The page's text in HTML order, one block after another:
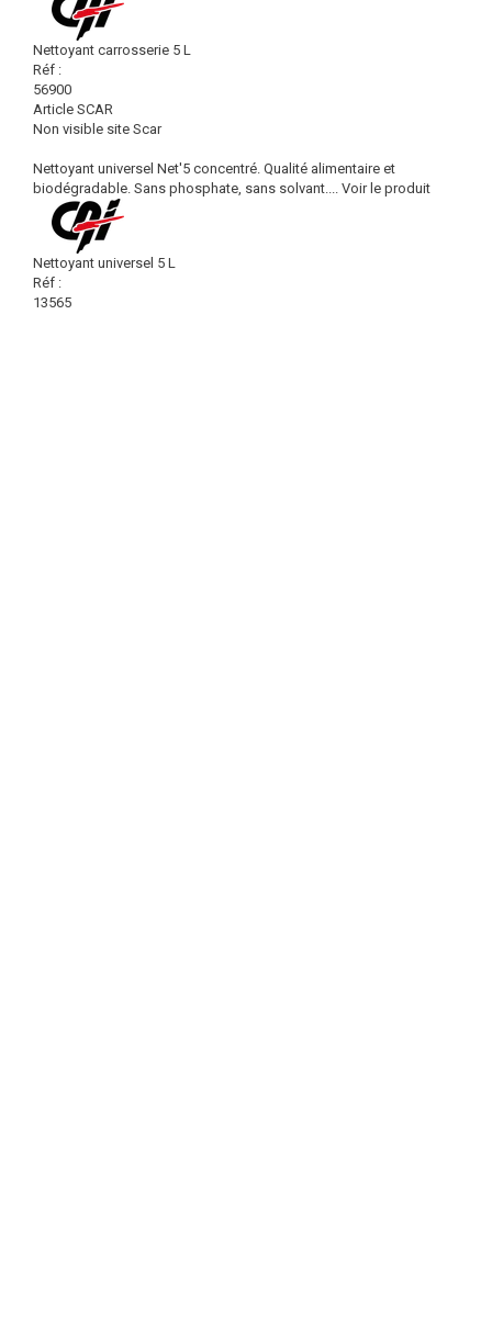
Nettoyant carrosserie 5 L
Réf :
56900
Article SCAR
Non visible site Scar
Nettoyant universel Net'5 concentré. Qualité alimentaire et
biodégradable. Sans phosphate, sans solvant.... Voir le produit
Nettoyant universel 5 L
Réf :
13565